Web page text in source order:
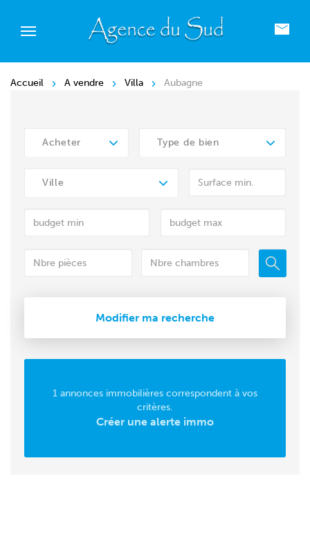
Accueil A vendre Villa Aubagne
Acheter Type de bien
Ville
Modifier ma recherche
1 annonces immobilières correspondent à vos
critères.
Créer une alerte immo